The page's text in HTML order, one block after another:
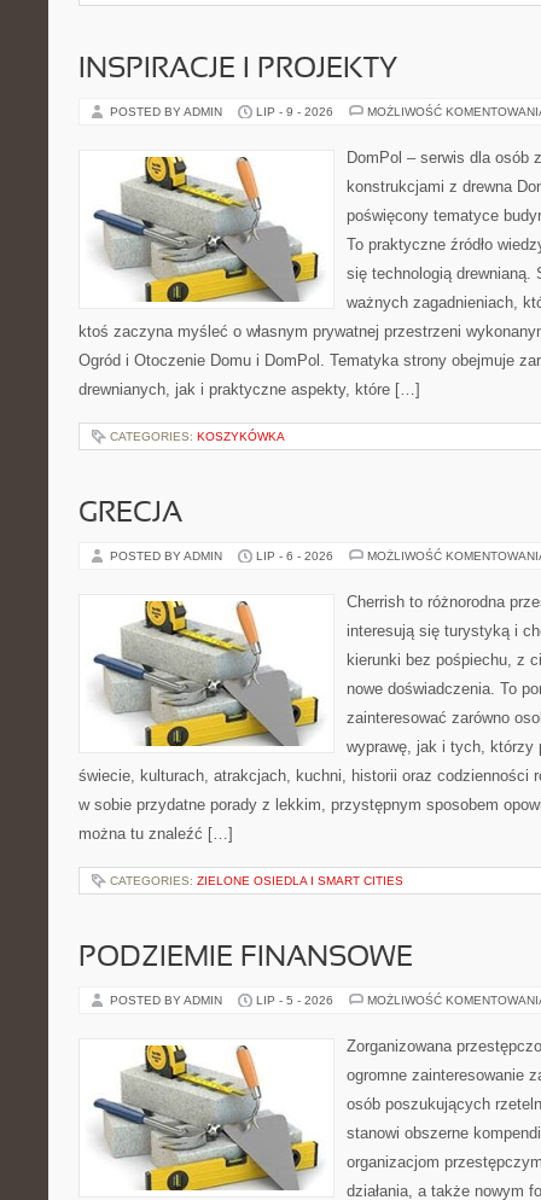
INSPIRACJE I PROJEKTY
POSTED BY ADMIN LIP - 9 - 2026 MOŻLIWOŚĆ
DomPol – serwis dla osób
konstrukcjami z drewna
poświęcony tematyce
To praktyczne źródło
się technologią drewnianą.
ważnych zagadnieniach,
ktoś zaczyna myśleć o własnym prywatnej przestrzeni
Ogród i Otoczenie Domu i DomPol. Tematyka strony obejmuje
drewnianych, jak i praktyczne aspekty, które […]
CATEGORIES: KOSZYKÓWKA
GRECJA
POSTED BY ADMIN LIP - 6 - 2026 MOŻLIWOŚĆ
Cherrish to różnorodna
interesują się turystyką i
kierunki bez pośpiechu, z
nowe doświadczenia. To
zainteresować zarówno
wyprawę, jak i tych, którzy
świecie, kulturach, atrakcjach, kuchni, historii oraz codzienności
w sobie przydatne porady z lekkim, przystępnym sposobem
można tu znaleźć […]
CATEGORIES: ZIELONE OSIEDLA I SMART CITIES
PODZIEMIE FINANSOWE
POSTED BY ADMIN LIP - 5 - 2026 MOŻLIWOŚĆ
Zorganizowana
ogromne zainteresowanie
osób poszukujących
stanowi obszerne
organizacjom
działania, a także nowym